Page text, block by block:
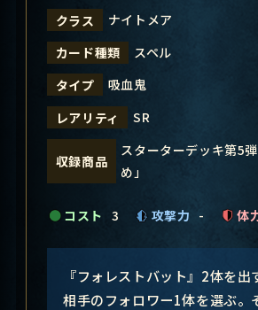
クラス
ナイトメア
カード種類
スペル
タイプ
吸血鬼
レアリティ
SR
収録商品
スターターデッキ第5
め」
コスト 3 攻撃力 - 体
『フォレストバット』2体を出
相手のフォロワー1体を選ぶ。